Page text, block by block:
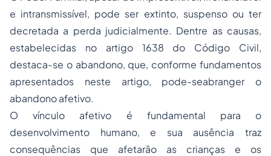
e intransmissível, pode ser extinto, suspenso ou ter
decretada a perda judicialmente. Dentre as causas,
estabelecidas no artigo 1638 do Código Civil,
destaca-se o abandono, que, conforme fundamentos
apresentados neste artigo, pode-seabranger o
abandono afetivo.
O vínculo afetivo é fundamental para o
desenvolvimento humano, e sua ausência traz
consequências que afetarão as crianças e os